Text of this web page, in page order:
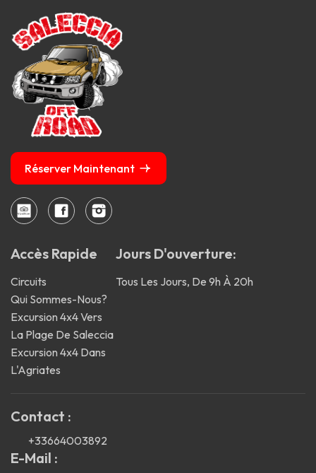
Réserver Maintenant
Accès Rapide
Circuits
Qui Sommes-Nous?
Excursion 4x4 Vers
La Plage De Saleccia
Excursion 4x4 Dans
L'Agriates
Jours D'ouverture:
Tous Les Jours, De 9h À 20h
Contact :
+33664003892
E-Mail :